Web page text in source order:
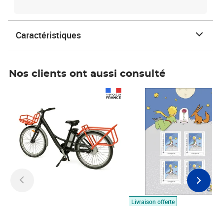
Caractéristiques
Nos clients ont aussi consulté
Livraison offerte
Prix 7,50€